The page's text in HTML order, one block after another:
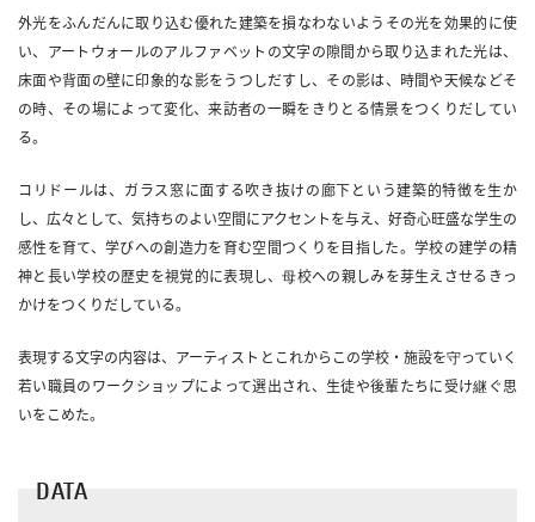
外光をふんだんに取り込む優れた建築を損なわないようその光を効果的に使
い、アートウォールのアルファベットの文字の隙間から取り込まれた光は、
床面や背面の壁に印象的な影をうつしだすし、その影は、時間や天候などそ
の時、その場によって変化、来訪者の一瞬をきりとる情景をつくりだしてい
る。
コリドールは、ガラス窓に面する吹き抜けの廊下という建築的特徴を生か
し、広々として、気持ちのよい空間にアクセントを与え、好奇心旺盛な学生の
感性を育て、学びへの創造力を育む空間つくりを目指した。学校の建学の精
神と長い学校の歴史を視覚的に表現し、母校への親しみを芽生えさせるきっ
かけをつくりだしている。
表現する文字の内容は、アーティストとこれからこの学校・施設を守っていく
若い職員のワークショップによって選出され、生徒や後輩たちに受け継ぐ思
いをこめた。
DATA